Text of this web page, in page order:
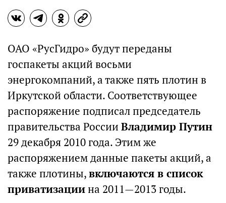
ОАО «РусГидро» будут переданы
госпакеты акций восьми
энергокомпаний, а также пять плотин в
Иркутской области. Соответствующее
распоряжение подписал председатель
правительства России Владимир Путин
29 декабря 2010 года. Этим же
распоряжением данные пакеты акций, а
также плотины,включаются в список
приватизациина 2011—2013 годы.